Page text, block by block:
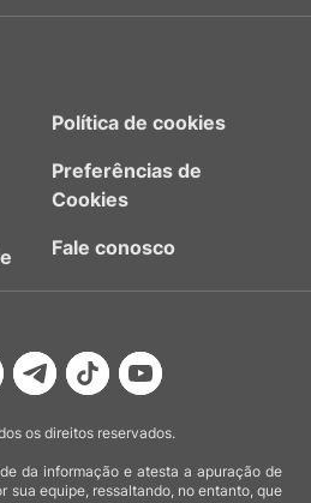
Política de cookies
Preferências de
Cookies
Fale conosco
os direitos reservados.
da informação e atesta a apuração de
sua equipe, ressaltando, no entanto, que